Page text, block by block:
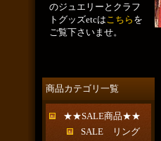
のジュエリーとクラフ
トグッズetcはこちら を
ご覧下さいませ。
商品カテゴリ一覧
★★SALE商品★★
SALE リング